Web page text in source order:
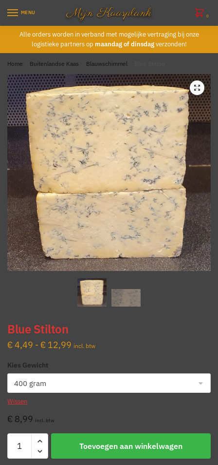
navigation
content
MENU
0
Alle orders worden in verband met mogelijke vertraging bij onze
logistieke partners op maandag of dinsdagverzonden!
Home Buitenlandse Kaas Blauwschimmel
Blue Stilton
€4,49 - € 12,99 Prijsklasse:
tot
incl. btw
Kies Gewicht
Wissen
€ 8,99 incl. btw
Stilton
Toevoegen aan winkelwagen